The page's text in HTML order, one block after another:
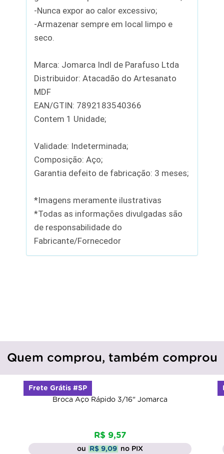
-Nunca expor ao calor excessivo;
-Armazenar sempre em local limpo e
seco.
Marca: Jomarca Indl de Parafuso Ltda
Distribuidor: Atacadão do Artesanato
MDF
EAN/GTIN: 7892183540366
Contem 1 Unidade;
Validade: Indeterminada;
Composição: Aço;
Garantia defeito de fabricação: 3 meses;
*Imagens meramente ilustrativas
*Todas as informações divulgadas são
de responsabilidade do
Fabricante/Fornecedor
Quem comprou, também comprou
Broca Aço Rápido 3/16" Jomarca
R$ 9,57
ou R$ 9,09 no PIX
Frete Grátis #SP